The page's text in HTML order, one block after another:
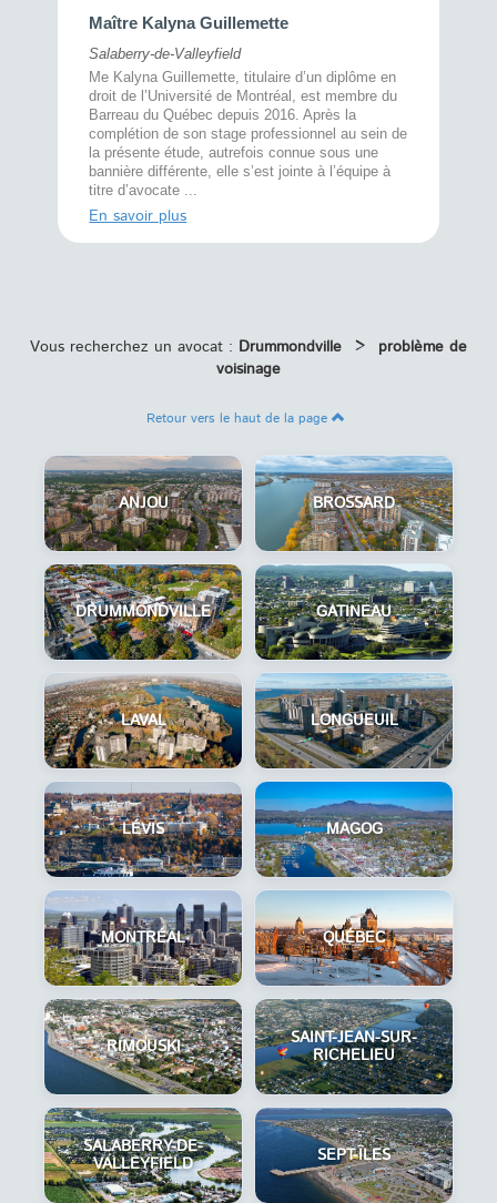
Maître Kalyna Guillemette
Salaberry-de-Valleyfield
Me Kalyna Guillemette, titulaire d’un diplôme en
droit de l’Université de Montréal, est membre du
Barreau du Québec depuis 2016. Après la
complétion de son stage professionnel au sein de
la présente étude, autrefois connue sous une
bannière différente, elle s’est jointe à l’équipe à
titre d’avocate ...
En savoir plus
Vous recherchez un avocat : Drummondville >
problème de
voisinage
Retour vers le haut de la page
ANJOU BROSSARD
DRUMMONDVILLE GATINEAU
LAVAL LONGUEUIL
LÉVIS MAGOG
MONTRÉAL QUÉBEC
RIMOUSKI
SAINT-JEAN-SUR-
RICHELIEU
SALABERRY-DE-
VALLEYFIELD
SEPT-ÎLES